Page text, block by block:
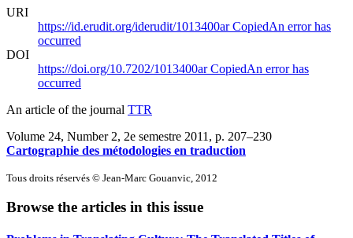
URI
https://id.erudit.org/iderudit/1013400arCopiedAn error has
occurred
DOI
https://doi.org/10.7202/1013400arCopiedAn error has
occurred
An article of the journal TTR
Volume 24, Number 2, 2e semestre 2011 , p. 207–230
Cartographie des métodologies en traduction
Tous droits réservés © Jean-Marc Gouanvic, 2012
Browse the articles in this issue